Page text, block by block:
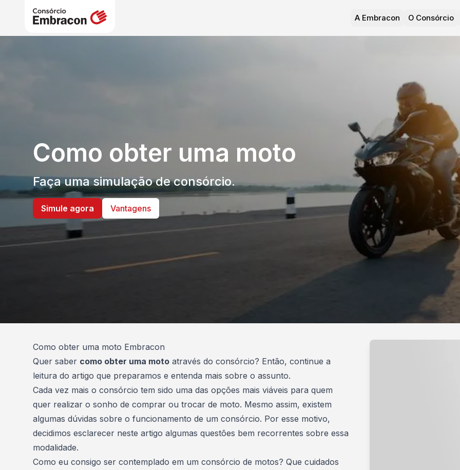
A Embracon O Consórcio
Como obter uma moto
Faça uma simulação de consórcio.
Simule agora Vantagens
Como obter uma moto Embracon
Quer saber como obter uma moto através do consórcio? Então, continue a
leitura do artigo que preparamos e entenda mais sobre o assunto.
Cada vez mais o consórcio tem sido uma das opções mais viáveis para quem
quer realizar o sonho de comprar ou trocar de moto. Mesmo assim, existem
algumas dúvidas sobre o funcionamento de um consórcio. Por esse motivo,
decidimos esclarecer neste artigo algumas questões bem recorrentes sobre essa
modalidade.
Como eu consigo ser contemplado em um consórcio de motos? Que cuidados